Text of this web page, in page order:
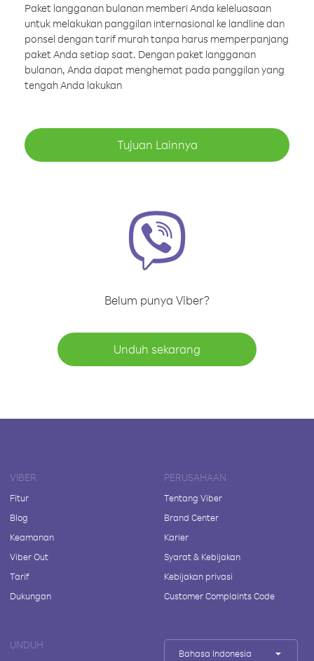
Paket langganan bulanan memberi Anda keleluasaan
untuk melakukan panggilan internasional ke landline dan
ponsel dengan tarif murah tanpa harus memperpanjang
paket Anda setiap saat. Dengan paket langganan
bulanan, Anda dapat menghemat pada panggilan yang
tengah Anda lakukan
Tujuan Lainnya
Belum punya Viber?
Unduh sekarang
VIBER
Fitur
Blog
Keamanan
Viber Out
Tarif
Dukungan
PERUSAHAAN
Tentang Viber
Brand Center
Karier
Syarat & Kebijakan
Kebijakan privasi
Customer Complaints Code
UNDUH
Bahasa Indonesia